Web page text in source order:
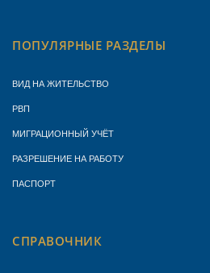
ПОПУЛЯРНЫЕ РАЗДЕЛЫ
ВИД НА ЖИТЕЛЬСТВО
РВП
МИГРАЦИОННЫЙ УЧЁТ
РАЗРЕШЕНИЕ НА РАБОТУ
ПАСПОРТ
СПРАВОЧНИК